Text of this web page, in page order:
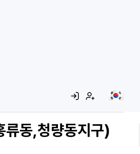
류동,청량동지구)